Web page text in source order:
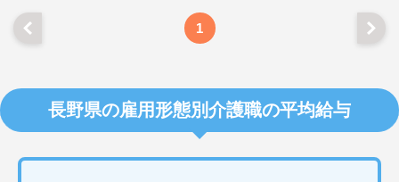
1
長野県の雇用形態別介護職の平均給与